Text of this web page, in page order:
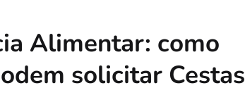
Alimentar: como
solicitar Cestas